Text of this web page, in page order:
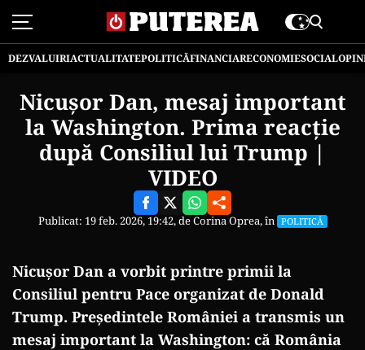
DEZVALUIRIACTUALITATEPOLITICĂFINANCIARECONOMIESOCIAL
Nicușor Dan, mesaj important
la Washington. Prima reacție
după Consiliul lui Trump |
VIDEO
Publicat: 19 feb. 2026, 19:42, deCorina Oprea, în POLITICĂ
Nicușor Dan a vorbit printre primii la
Consiliul pentru Pace organizat de Donald
Trump. Președintele României a transmis un
mesaj important la Washington: că România